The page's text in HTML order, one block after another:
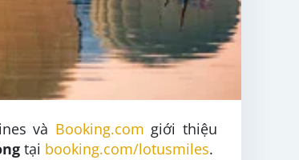
và Booking.com giới thiệu
tại booking.com/lotusmiles.